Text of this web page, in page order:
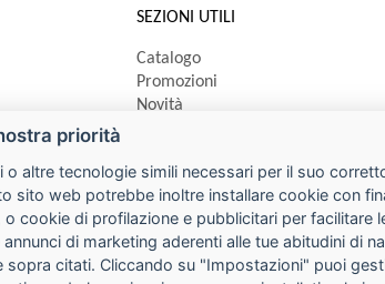
SEZIONI UTILI
Catalogo
Promozioni
Novità
priorità
altre tecnologie simili necessari per il suo
sito web potrebbe inoltre installare cookie con
cookie di profilazione e pubblicitari per
di marketing aderenti alle tue abitudini di
citati. Cliccando su "Impostazioni" puoi